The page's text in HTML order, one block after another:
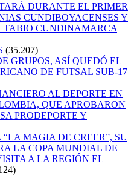
DURANTE EL PRIMER
CUNDIBOYACENSES Y
TABIO CUNDINAMARCA
(35.207)
GRUPOS, ASÍ QUEDÓ EL
DE FUTSAL SUB-17
AL DEPORTE EN
QUE APROBARON
PRODEPORTE Y
MAGIA DE CREER”, SU
LA COPA MUNDIAL DE
A LA REGIÓN EL